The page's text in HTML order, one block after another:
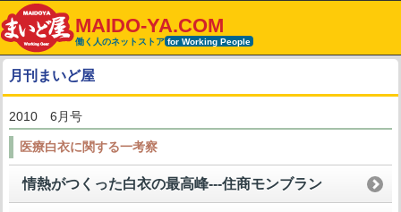
MAIDO-YA.COM
働く人のネットストア for Working People
月刊まいど屋
2010 6月号
医療白衣に関する一考察
情熱がつくった白衣の最高峰---住商モンブラン